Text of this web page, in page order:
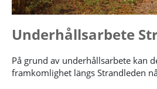
Underhållsarbete
På grund av underhållsarbete kan
framkomlighet längs Strandleden